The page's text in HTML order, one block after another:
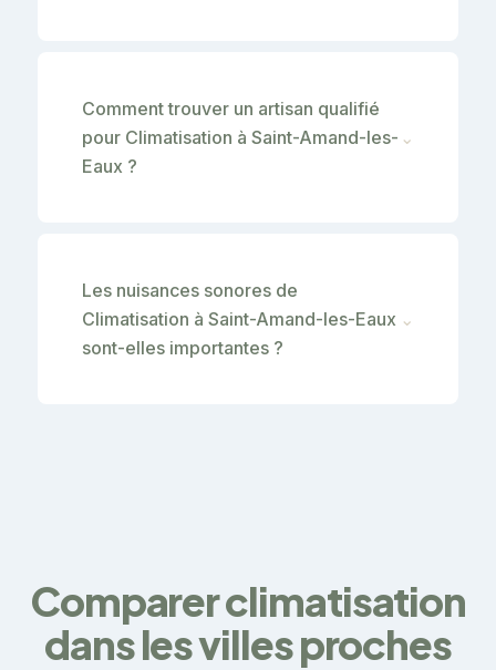
Comment trouver un artisan qualifié
pour Climatisation à Saint-Amand-les-
Eaux ?
⌄
Les nuisances sonores de
Climatisation à Saint-Amand-les-Eaux
sont-elles importantes ?
⌄
Comparer climatisation
dans les villes proches